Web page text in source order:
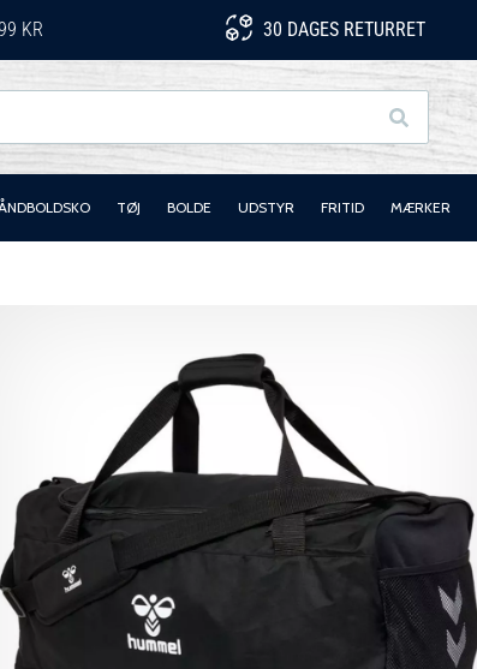
KR 30 DAGES RETURRET
TØJ BOLDE UDSTYR FRITID MÆRKER